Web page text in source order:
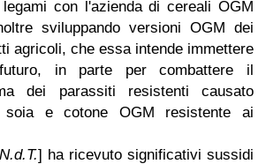
con l'azienda di cereali OGM
sviluppando versioni OGM dei
agricoli, che essa intende immettere
in parte per combattere il
dei parassiti resistenti causato
e cotone OGM resistente ai
] ha ricevuto significativi sussidi